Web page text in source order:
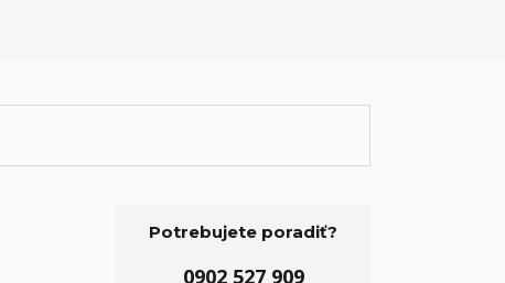
Potrebujete poradiť?
0902 527 909